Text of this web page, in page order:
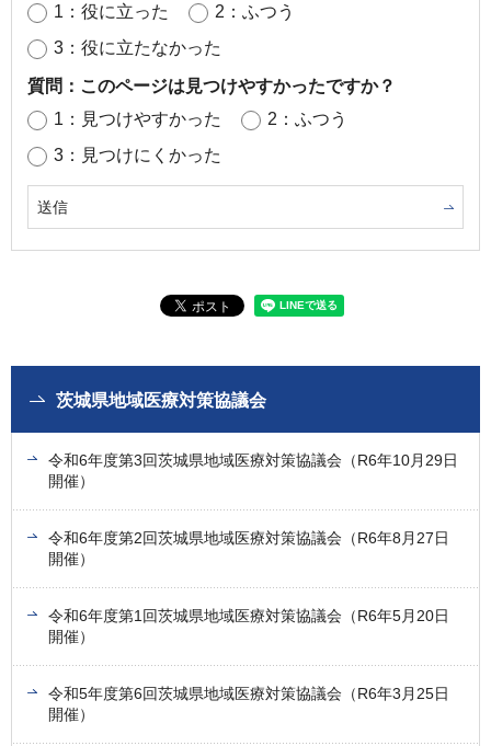
1：役に立った
2：ふつう
3：役に立たなかった
質問：このページは見つけやすかったですか？
1：見つけやすかった
2：ふつう
3：見つけにくかった
茨城県地域医療対策協議会
令和6年度第3回茨城県地域医療対策協議会（R6年10月29日
開催）
令和6年度第2回茨城県地域医療対策協議会（R6年8月27日
開催）
令和6年度第1回茨城県地域医療対策協議会（R6年5月20日
開催）
令和5年度第6回茨城県地域医療対策協議会（R6年3月25日
開催）